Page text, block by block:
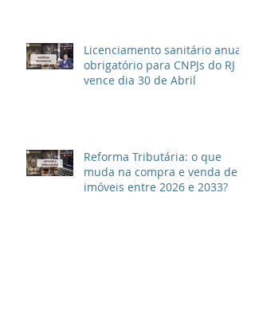
Licenciamento sanitário anual
obrigatório para CNPJs do RJ
vence dia 30 de Abril
Reforma Tributária: o que
muda na compra e venda de
imóveis entre 2026 e 2033?